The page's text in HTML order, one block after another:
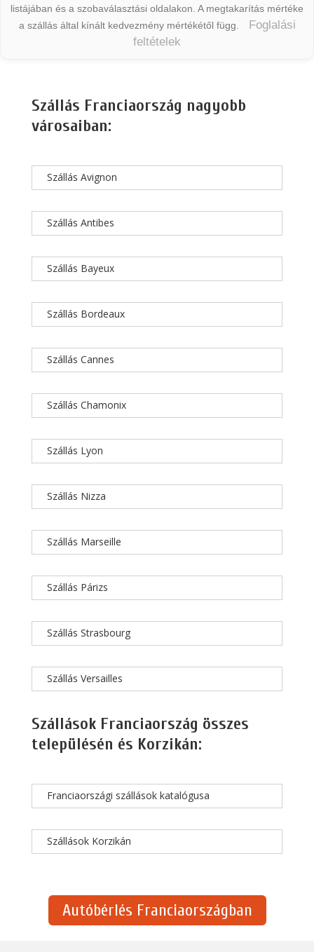
listájában és a szobaválasztási oldalakon. A megtakarítás mértéke
a szállás által kínált kedvezmény mértékétől függ.
Foglalási
feltételek
Szállás Franciaország nagyobb
városaiban:
Szállás Avignon
Szállás Antibes
Szállás Bayeux
Szállás Bordeaux
Szállás Cannes
Szállás Chamonix
Szállás Lyon
Szállás Nizza
Szállás Marseille
Szállás Párizs
Szállás Strasbourg
Szállás Versailles
Szállások Franciaország összes
településén és Korzikán:
Franciaországi szállások katalógusa
Szállások Korzikán
Autóbérlés Franciaországban